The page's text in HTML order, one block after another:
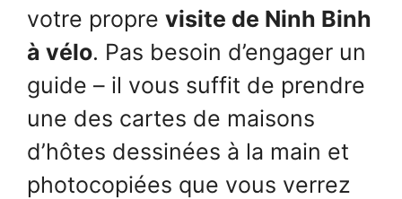
votre propre visite de Ninh Binh
à vélo. Pas besoin d’engager un
guide – il vous suffit de prendre
une des cartes de maisons
d’hôtes dessinées à la main et
photocopiées que vous verrez